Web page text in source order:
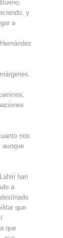
y
a
nos
aunque
han
a
que
que